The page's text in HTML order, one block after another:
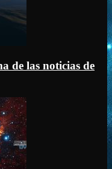
de las noticias de